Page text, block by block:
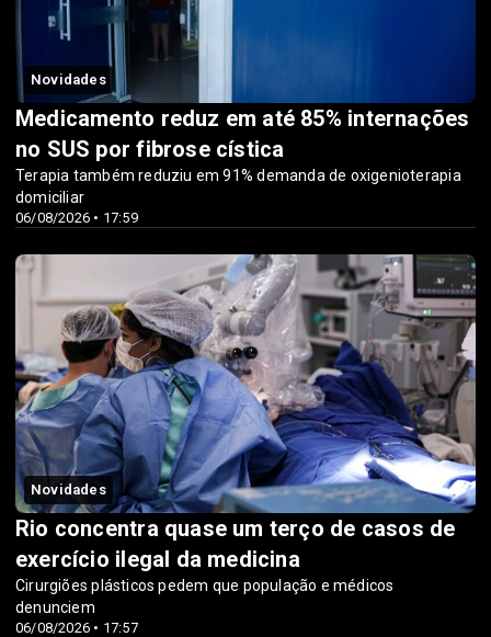
Novidades
06/08/2026 • 17:59
Medicamento reduz em até 85% internações
no SUS por fibrose cística
Terapia também reduziu em 91% demanda de oxigenioterapia
domiciliar
Novidades
06/08/2026 • 17:57
Rio concentra quase um terço de casos de
exercício ilegal da medicina
Cirurgiões plásticos pedem que população e médicos
denunciem